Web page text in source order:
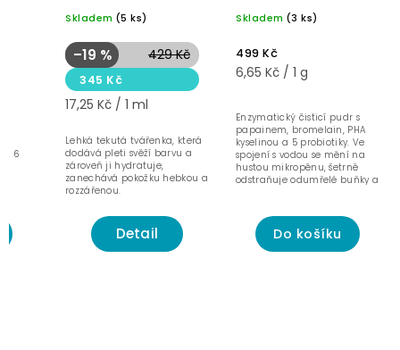
6
Skladem (5 ks)
429 Kč
–19 %
345 Kč
17,25 Kč / 1 ml
Detail
Lehká tekutá tvářenka, která
dodává pleti svěží barvu a
zároveň ji hydratuje,
zanechává pokožku hebkou a
rozzářenou.
na čištění obličeje -
Skladem (3 ks)
499 Kč
6,65 Kč / 1 g
Do košíku
Enzymatický čisticí pudr s
papainem, bromelain, PHA
kyselinou a 5 probiotiky. Ve
spojení s vodou se mění na
hustou mikropěnu, šetrně
odstraňuje odumřelé buňky a